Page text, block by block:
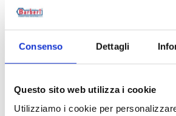
Consenso Dettagli
Questo sito web utilizza i cookie
Utilizziamo i cookie per
P29022CT003
Description